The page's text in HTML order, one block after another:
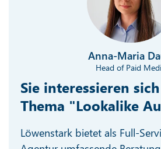
Anna-Maria
Head of Paid
Sie interessieren
Thema "Lookalike
Löwenstark bietet als Full-